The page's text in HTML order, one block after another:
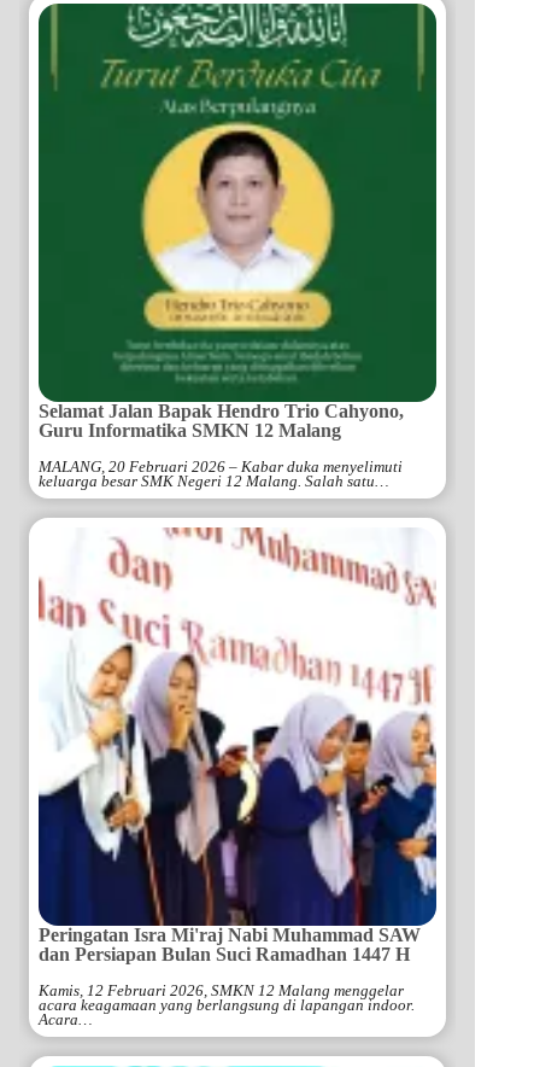
Selamat Jalan Bapak Hendro Trio Cahyono,
Guru Informatika SMKN 12 Malang
MALANG, 20 Februari 2026 – Kabar duka menyelimuti
keluarga besar SMK Negeri 12 Malang. Salah satu…
Peringatan Isra Mi'raj Nabi Muhammad SAW
dan Persiapan Bulan Suci Ramadhan 1447 H
Kamis, 12 Februari 2026, SMKN 12 Malang menggelar
acara keagamaan yang berlangsung di lapangan indoor.
Acara…